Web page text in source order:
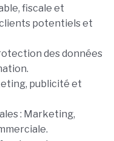
fiscale et
potentiels et
des données
publicité et
: Marketing,